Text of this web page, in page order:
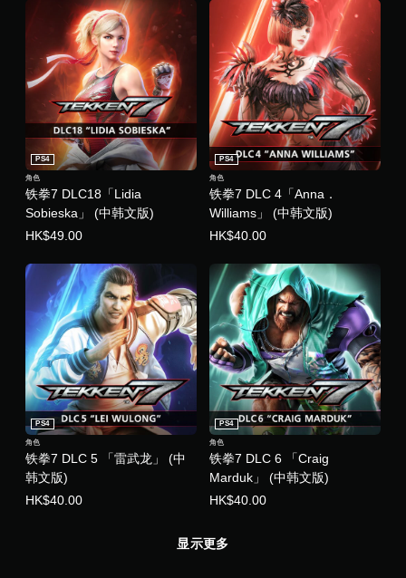
铁拳7 DLC18「Lidia
Sobieska」 (中韩文版)
PS4
角色
HK$49.00
铁拳7 DLC 4「Anna．
Williams」 (中韩文版)
PS4
角色
HK$40.00
铁拳7 DLC 5 「雷武龙」 (中
韩文版)
PS4
角色
HK$40.00
铁拳7 DLC 6 「Craig
Marduk」 (中韩文版)
PS4
角色
HK$40.00
显示更多